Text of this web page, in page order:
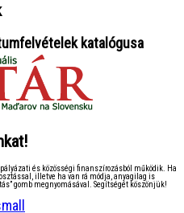
katalógusa
és közösségi finanszírozásból működik. Ha
illetve ha van rá módja, anyagilag is
gomb megnyomásával. Segítségét köszönjük!